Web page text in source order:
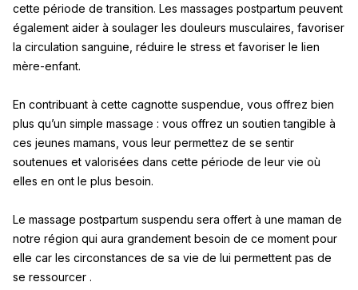
cette période de transition. Les massages postpartum peuvent
également aider à soulager les douleurs musculaires, favoriser
la circulation sanguine, réduire le stress et favoriser le lien
mère-enfant.
En contribuant à cette cagnotte suspendue, vous offrez bien
plus qu’un simple massage : vous offrez un soutien tangible à
ces jeunes mamans, vous leur permettez de se sentir
soutenues et valorisées dans cette période de leur vie où
elles en ont le plus besoin.
Le massage postpartum suspendu sera offert à une maman de
notre région qui aura grandement besoin de ce moment pour
elle car les circonstances de sa vie de lui permettent pas de
se ressourcer .